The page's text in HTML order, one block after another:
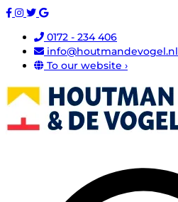
0172 - 234 406
info@houtmandevogel.nl
To our website ›